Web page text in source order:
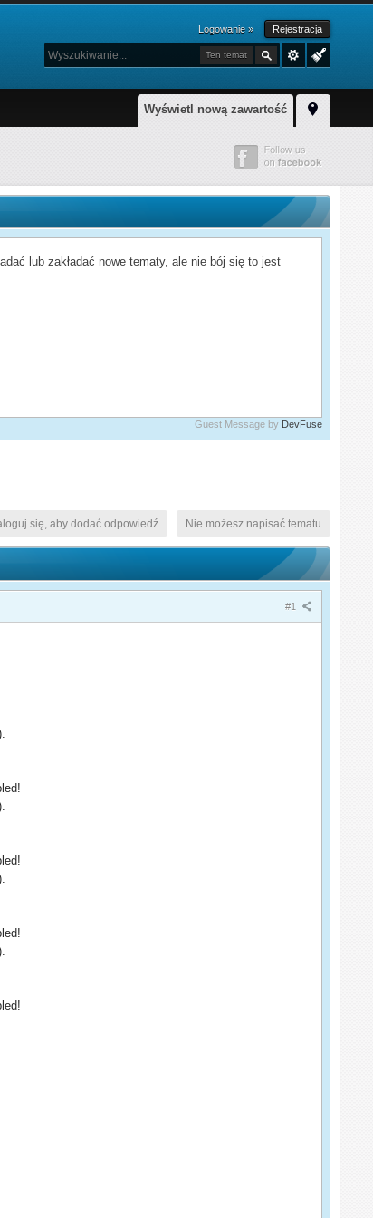
Logowanie » Rejestracja
Ten temat
Wyświetl nową zawartość
lub zakładać nowe tematy, ale nie bój się to jest
Guest Message by DevFuse
Nie możesz napisać tematu
się, aby dodać odpowiedź
#1